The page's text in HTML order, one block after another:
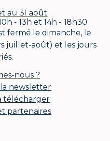
au 31 août
- 13h et 14h - 18h30
fermé le dimanche, le
juillet-août) et les jours
nous ?
newsletter
télécharger
partenaires